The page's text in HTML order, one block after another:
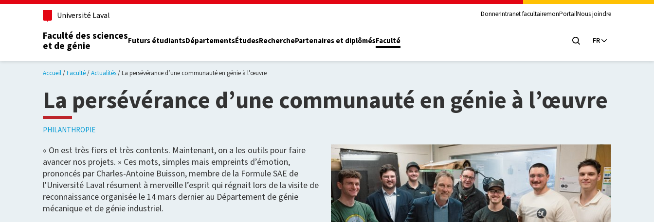
Aller au contenu principal
Université Laval DonnerIntranet facultairemonPortailNous joindre
Faculté des sciences
et de génie
Futurs étudiantsDépartementsÉtudesRecherchePartenaires et diplômésFaculté FR
Accueil Faculté Actualités La persévérance d’une communauté en génie à l’œuvre
La persévérance d’une communauté en génie à l’œuvre
PHILANTHROPIE
« On est très fiers et très contents. Maintenant, on a les outils pour faire
avancer nos projets. » Ces mots, simples mais empreints d’émotion,
prononcés par Charles-Antoine Buisson, membre de la Formule SAE de
l'Université Laval résument à merveille l’esprit qui régnait lors de la visite de
reconnaissance organisée le 14 mars dernier au Département de génie
mécanique et de génie industriel.